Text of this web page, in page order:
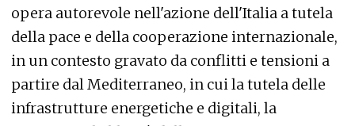
opera autorevole nell'azione dell'Italia a tutela
della pace e della cooperazione internazionale,
in un contesto gravato da conflitti e tensioni a
partire dal Mediterraneo, in cui la tutela delle
infrastrutture energetiche e digitali, la